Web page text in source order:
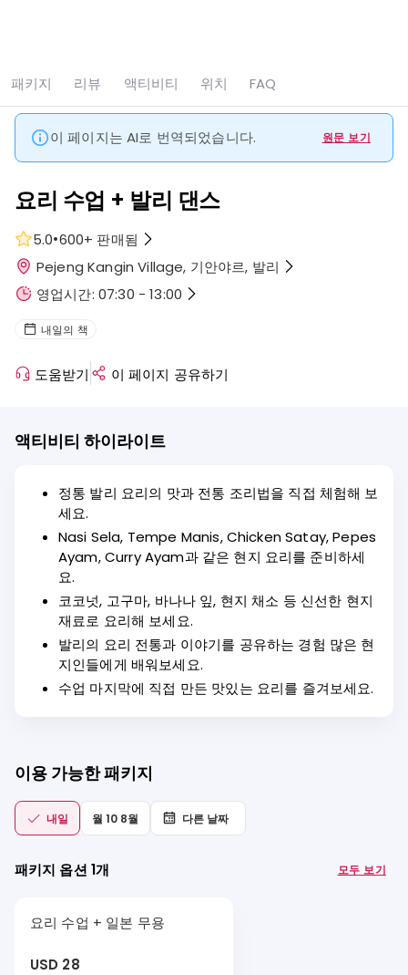
홈 어트랙션 요리 수업 + 발리 댄스
이 페이지는 AI로 번역되었습니다. 원문 보기
패키지 리뷰 액티비티 위치 FAQ
요리 수업 + 발리 댄스
5.0•600+ 판매됨
Pejeng Kangin Village, 기안야르, 발리
영업시간: 07:30 - 13:00
내일의 책
도움받기 이 페이지 공유하기
액티비티 하이라이트
정통 발리 요리의 맛과 전통 조리법을 직접 체험해 보
세요.
Nasi Sela, Tempe Manis, Chicken Satay, Pepes
Ayam, Curry Ayam과 같은 현지 요리를 준비하세
요.
코코넛, 고구마, 바나나 잎, 현지 채소 등 신선한 현지
재료로 요리해 보세요.
발리의 요리 전통과 이야기를 공유하는 경험 많은 현
지인들에게 배워보세요.
수업 마지막에 직접 만든 맛있는 요리를 즐겨보세요.
이용 가능한 패키지
내일 월 10 8월 다른 날짜
패키지 옵션 1개 모두 보기
요리 수업 + 일본 무용
USD 28